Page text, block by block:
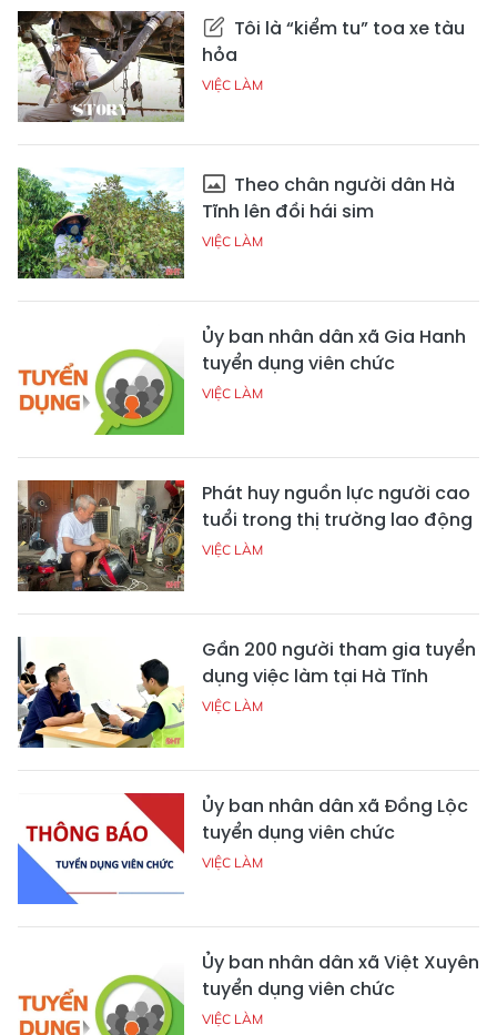
Tôi là “kiểm tu” toa xe tàu
hỏa
VIỆC LÀM
Theo chân người dân Hà
Tĩnh lên đồi hái sim
VIỆC LÀM
Ủy ban nhân dân xã Gia Hanh
tuyển dụng viên chức
VIỆC LÀM
Phát huy nguồn lực người cao
tuổi trong thị trường lao động
VIỆC LÀM
Gần 200 người tham gia tuyển
dụng việc làm tại Hà Tĩnh
VIỆC LÀM
Ủy ban nhân dân xã Đồng Lộc
tuyển dụng viên chức
VIỆC LÀM
Ủy ban nhân dân xã Việt Xuyên
tuyển dụng viên chức
VIỆC LÀM